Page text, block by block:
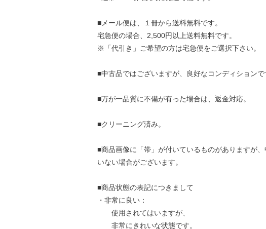
■メール便は、１冊から送料無料です。
宅急便の場合、2,500円以上送料無料です。
※「代引き」ご希望の方は宅急便をご選択下さい。
■中古品ではございますが、良好なコンディションで
■万が一品質に不備が有った場合は、返金対応。
■クリーニング済み。
■商品画像に「帯」が付いているものがありますが
いない場合がございます。
■商品状態の表記につきまして
・非常に良い：
使用されてはいますが、
非常にきれいな状態です。